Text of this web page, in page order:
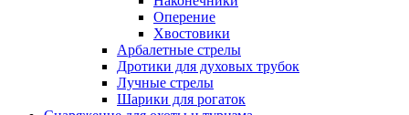
Оперение
Хвостовики
Арбалетные стрелы
Дротики для духовых трубок
Лучные стрелы
Шарики для рогаток